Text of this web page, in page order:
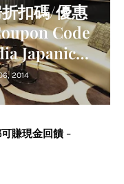
折扣碼/優惠
Code
Japanican
Relux
2014
可賺現金回饋 -